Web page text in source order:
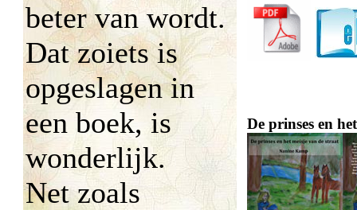
beter van wordt.
Dat zoiets is
opgeslagen in
een boek, is
wonderlijk.
Net zoals
De prinses en